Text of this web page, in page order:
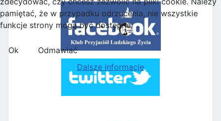
pamiętać, że w przypadku odrzucenia, nie wszystkie
funkcje strony mogą być dostępne.
Ok
Odmawiać
Dalsze informacje